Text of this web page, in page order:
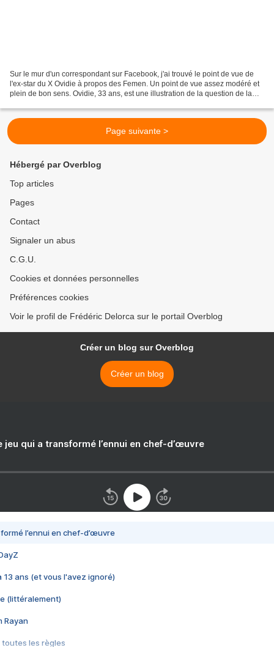
Sur le mur d'un correspondant sur Facebook, j'ai trouvé le point de vue de
l'ex-star du X Ovidie à propos des Femen. Un point de vue assez modéré et
plein de bon sens. Ovidie, 33 ans, est une illustration de la question de la
Page suivante >
Hébergé par Overblog
Top articles
Pages
Contact
Signaler un abus
C.G.U.
Cookies et données personnelles
Préférences cookies
Voir le profil de Frédéric Delorca sur le portail Overblog
Créer un blog sur Overblog
Créer un blog
jeu qui a transformé l’ennui en chef-d’œuvre
l’ennui en chef-d’œuvre
13 ans (et vous l'avez ignoré)
(littéralement)
Rayan
toutes les règles